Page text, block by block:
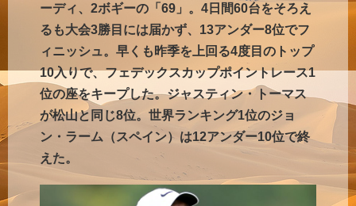
ーディ、2ボギーの「69」。4日間60台をそろえ
るも大会3勝目には届かず、13アンダー8位でフ
ィニッシュ。早くも昨季を上回る4度目のトップ
10入りで、フェデックスカップポイントレース1
位の座をキープした。ジャスティン・トーマス
が松山と同じ8位。世界ランキング1位のジョ
ン・ラーム（スペイン）は12アンダー10位で終
えた。